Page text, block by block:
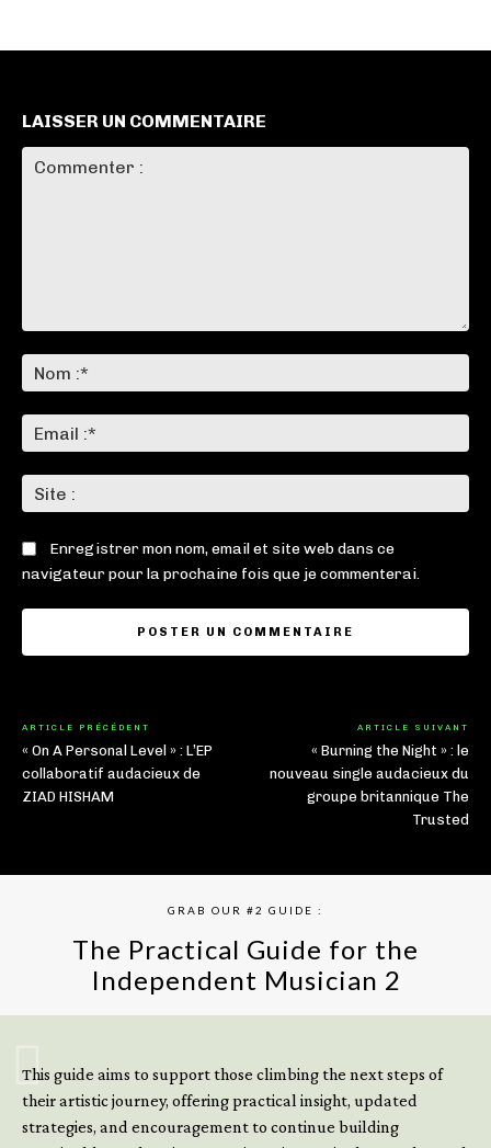
LAISSER UN COMMENTAIRE
:*
:*
:
Enregistrer mon nom, email et site web dans ce
navigateur pour la prochaine fois que je commenterai.
ARTICLE PRÉCÉDENT
« On A Personal Level » : L’EP
collaboratif audacieux de
ZIAD HISHAM
ARTICLE SUIVANT
« Burning the Night » : le
nouveau single audacieux du
groupe britannique The
Trusted
GRAB OUR #2 GUIDE :
The Practical Guide for the
Independent Musician 2
This guide aims to support those climbing the next steps of
their artistic journey, offering practical insight, updated
strategies, and encouragement to continue building